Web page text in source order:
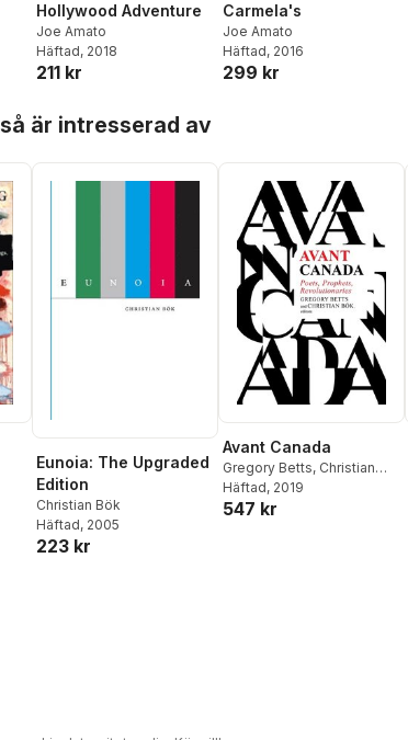
Hollywood Adventure
Joe Amato
Häftad, 2018
211 kr
Carmela's
Joe Amato
Häftad, 2016
299 kr
är intresserad av
Eunoia: The Upgraded
Edition
Christian Bök
Häftad, 2005
223 kr
Avant Canada
Gregory Betts, Christian
Bök
Häftad, 2019
547 kr